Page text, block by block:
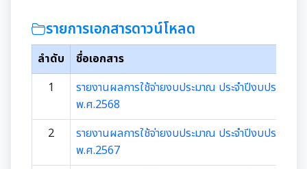
อำนาจหน้าที่ของเทศบาล
แผนการดำเนินงาน
แผนดำเนินงานประจำปี
รายงานการกำกับติดตามการดำเนินงานประจำปีรอบ 6
เดือน
รายงานการติดตามและประเมินผลแผนพัฒนาท้องถิ่น
คู่มือหรือมาตรฐานการปฏิบัติงาน
รายการเอกสารดาวน์โหลด
ลำดับ
ชื่อเอกสาร
1
รายงานผลการใช้จ่ายงบประมาณ ประจำปีงบประมาณ
พ.ศ.2568
2
รายงานผลการใช้จ่ายงบประมาณ ประจำปีงบประมาณ
พ.ศ.2567